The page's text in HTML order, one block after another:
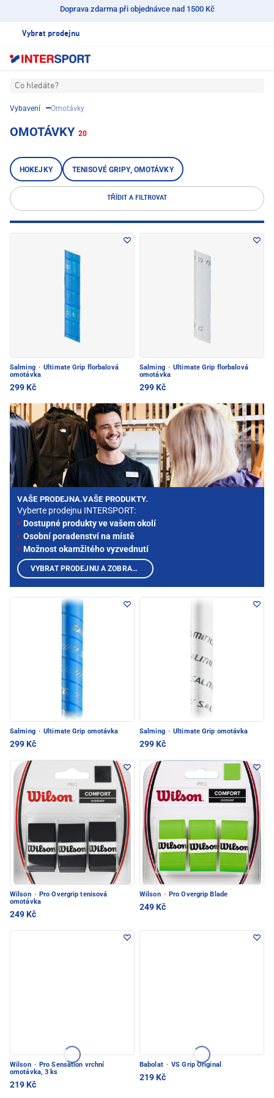
Doprava zdarma při objednávce nad 1500 Kč
Vybrat prodejnu
Co hledáte?
Vybavení Omotávky
OMOTÁVKY 20
HOKEJKY TENISOVÉ GRIPY, OMOTÁVKY
TŘÍDIT A FILTROVAT
Salming · Ultimate Grip florbalová
omotávka
299 Kč
Salming · Ultimate Grip florbalová
omotávka
299 Kč
Salming · Ultimate Grip omotávka
299 Kč
Salming · Ultimate Grip omotávka
299 Kč
Wilson · Pro Overgrip tenisová
omotávka
249 Kč
Wilson · Pro Overgrip Blade
249 Kč
Wilson · Pro Sensation vrchní
omotávka, 3 ks
219 Kč
Babolat · VS Grip Original
219 Kč
VAŠE PRODEJNA.VAŠE PRODUKTY.
Vyberte prodejnu INTERSPORT:
Dostupné produkty ve vašem okolí
Osobní poradenství na místě
Možnost okamžitého vyzvednutí
VYBRAT PRODEJNU A ZOBRAZIT PRODUKTY